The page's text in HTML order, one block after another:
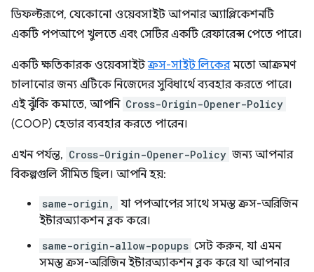
ডিফল্টরূপে, যেকোনো ওয়েবসাইট আপনার অ্যাপ্লিকেশনটি
একটি পপআপে খুলতে এবং সেটির একটি রেফারেন্স পেতে পারে।
একটি ক্ষতিকারক ওয়েবসাইটক্রস-সাইট লিকেরমতো আক্রমণ
চালানোর জন্য এটিকে নিজেদের সুবিধার্থে ব্যবহার করতে পারে।
এই ঝুঁকি কমাতে, আপনি Cross-Origin-Opener-Policy
(COOP) হেডার ব্যবহার করতে পারেন।
এখন পর্যন্ত, Cross-Origin-Opener-Policy জন্য আপনার
বিকল্পগুলি সীমিত ছিল। আপনি হয়:
same-origin,
যা পপআপের সাথে সমস্ত ক্রস-অরিজিন
ইন্টারঅ্যাকশন ব্লক করে।
same-origin-allow-popups সেট করুন, যা এমন
সমস্ত ক্রস-অরিজিন ইন্টারঅ্যাকশন ব্লক করে যা আপনার